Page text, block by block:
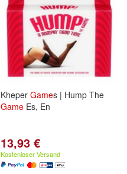
Kheper Games | Hump The
Game Es, En
13,93 €
Kostenloser Versand